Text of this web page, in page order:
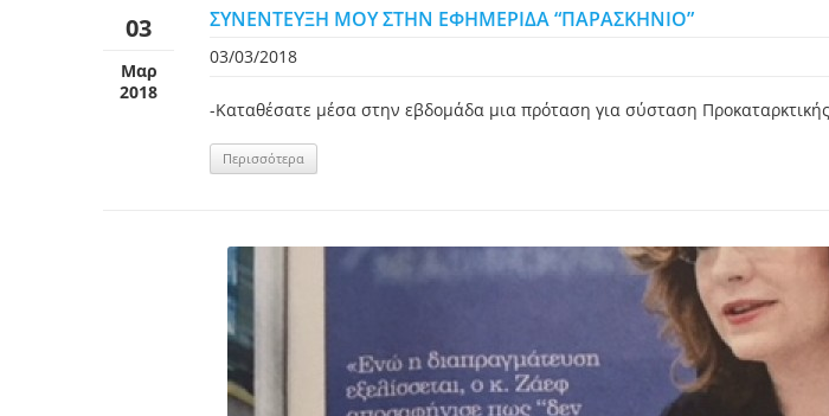
03
Μαρ
2018
ΣΥΝΕΝΤΕΥΞΗ ΜΟΥ ΣΤΗΝ ΕΦΗΜΕΡΙΔΑ “ΠΑΡΑΣΚΗΝΙΟ”
03/03/2018
-Καταθέσατε μέσα στην εβδομάδα μια πρόταση για σύσταση
Περισσότερα